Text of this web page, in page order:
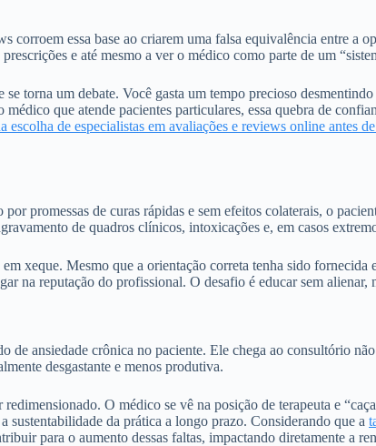
corroem essa base ao criarem uma falsa equivalência entre a
e até mesmo a ver o médico como parte de um
torna um debate. Você gasta um tempo precioso
que atende pacientes particulares, essa quebra de
escolha de especialistas em avaliações e reviews online antes
promessas de curas rápidas e sem efeitos colaterais, o
de quadros clínicos, intoxicações e, em casos
xeque. Mesmo que a orientação correta tenha sido
na reputação do profissional. O desafio é educar sem
ansiedade crônica no paciente. Ele chega ao consultório
desgastante e menos produtiva.
O médico se vê na posição de terapeuta e
sustentabilidade da prática a longo prazo. Considerando que a
para o aumento dessas faltas, impactando diretamente a